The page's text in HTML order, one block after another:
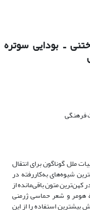
ـ بودایی سوتره
فرهنگی
ملل گوناگون برای انتقال
شیوه‌‌های به‌کاررفته در
کهن‌‌ترین متون باقی‌مانده از
هومر و شعر حماسی ژرمنی
بیشترین استفاده را از این